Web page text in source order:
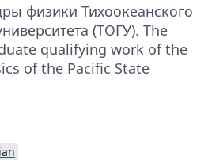
физики Тихоокеанского
(ТОГУ). The
qualifying work of the
of the Pacific State